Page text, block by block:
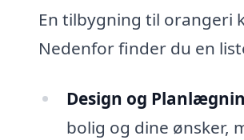
En tilbygning til orangeri
Nedenfor finder du en
Design og
bolig og dine ønsker,